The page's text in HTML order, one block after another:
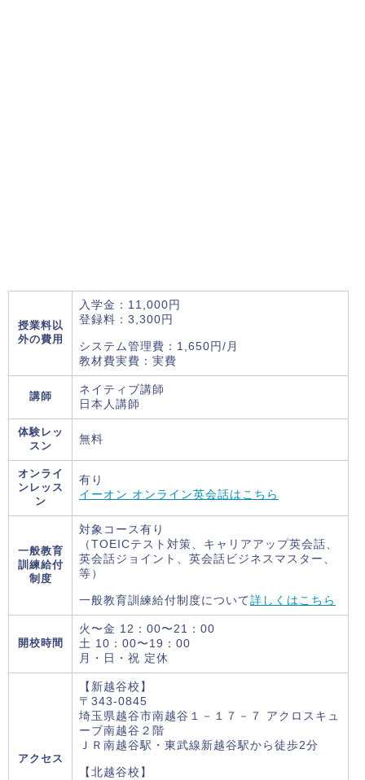
授業料以
外の費用
入学金：11,000円
登録料：3,300円
システム管理費：1,650円/月
教材費実費：実費
講師
ネイティブ講師
日本人講師
体験レッ
スン
無料
オンライ
ンレッス
ン
有り
イーオン オンライン英会話はこちら
一般教育
訓練給付
制度
対象コース有り
（TOEICテスト対策、キャリアアップ英会話、
英会話ジョイント、英会話ビジネスマスター、
等）
一般教育訓練給付制度について 詳しくはこちら
開校時間
火〜金 12：00〜21：00
土 10：00〜19：00
月・日・祝 定休
アクセス
【新越谷校】
〒343-0845
埼玉県越谷市南越谷１－１７－７ アクロスキュ
ーブ南越谷２階
ＪＲ南越谷駅・東武線新越谷駅から徒歩2分
【北越谷校】